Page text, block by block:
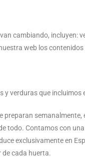
cambiando,
web los
verduras que incluimos
preparan
todo. Contamos con
exclusivamente en
de cada huerta.